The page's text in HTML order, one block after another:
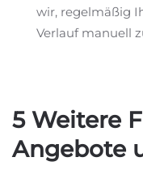
wir, regelmäßig
Verlauf manuell
5 Weitere
Angebote